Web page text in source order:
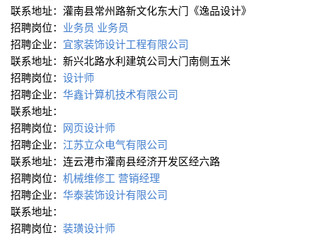
联系地址：灌南县常州路新文化东大门《逸品设计》
招聘岗位： 业务员 业务员
招聘企业： 宜家装饰设计工程有限公司
联系地址：新兴北路水利建筑公司大门南侧五米
招聘岗位： 设计师
招聘企业： 华鑫计算机技术有限公司
联系地址：
招聘岗位： 网页设计师
招聘企业： 江苏立众电气有限公司
联系地址：连云港市灌南县经济开发区经六路
招聘岗位： 机械维修工 营销经理
招聘企业： 华泰装饰设计有限公司
联系地址：
招聘岗位： 装璜设计师